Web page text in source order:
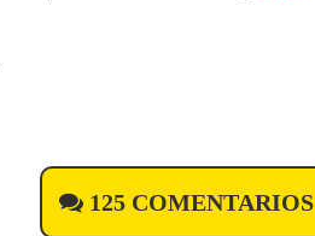
125 COMENTARIOS